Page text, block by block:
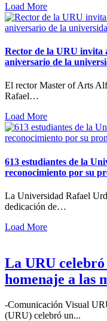
Load More
Rector de la URU invita
aniversario de la
El rector Master of Arts
Rafael…
Load More
613 estudiantes de la
reconocimiento por su
La Universidad Rafael
dedicación de…
Load More
La URU
homenaje a las
-Comunicación Visual
(URU) celebró un...